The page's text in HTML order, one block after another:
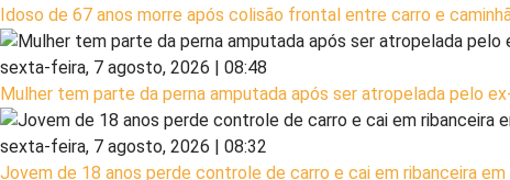
Idoso de 67 anos morre após colisão frontal entre carro e
sexta-feira, 7 agosto, 2026 | 08:48
Mulher tem parte da perna amputada após ser atropelada pelo
sexta-feira, 7 agosto, 2026 | 08:32
Jovem de 18 anos perde controle de carro e cai em ribanceira em